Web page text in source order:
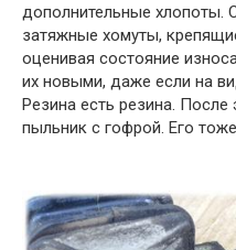
дополнительные хлопоты.
затяжные хомуты,
оценивая состояние
их новыми, даже если на
Резина есть резина. После
пыльник с гофрой. Его